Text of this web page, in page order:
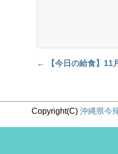
Post navigation
← 【今日の給食】11
Copyright(C)沖縄県今